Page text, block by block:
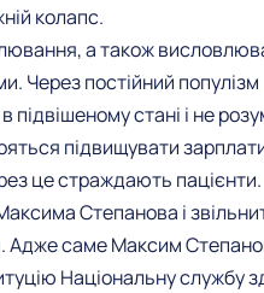
колапс.
а також
Через постійний популізм
підвішеному стані і не
підвищувати
це страждають пацієнти.
Степанова і
Адже саме Максим
Національну службу